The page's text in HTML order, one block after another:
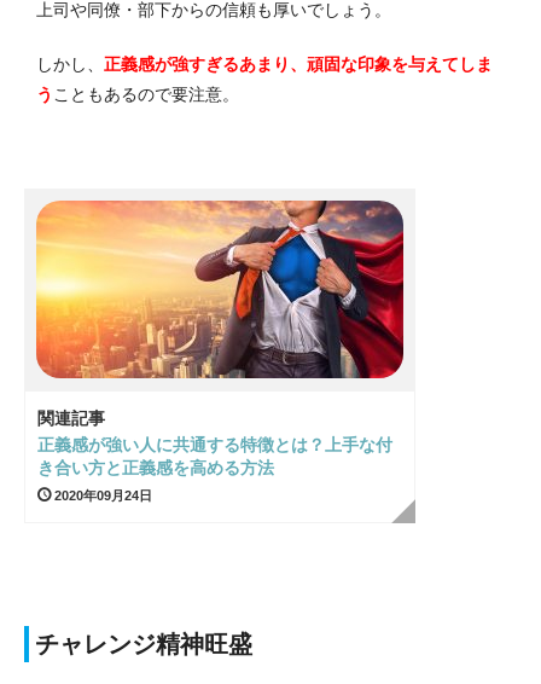
上司や同僚・部下からの信頼も厚いでしょう。
しかし、 正義感が強すぎるあまり、頑固な印象を与えてしま
う こともあるので要注意。
関連記事
正義感が強い人に共通する特徴とは？上手な付
き合い方と正義感を高める方法
2020年09月24日
チャレンジ精神旺盛